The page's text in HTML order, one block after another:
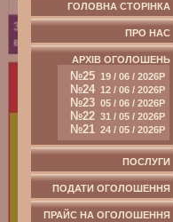
ГОЛОВНА СТОРІНКА
ПРО НАС
АРХІВ ОГОЛОШЕНЬ
№25 19 / 06 / 2026Р
№24 12 / 06 / 2026Р
№23 05 / 06 / 2026Р
№22 31 / 05 / 2026Р
№21 24 / 05 / 2026Р
ПОСЛУГИ
ПОДАТИ ОГОЛОШЕННЯ
ПРАЙС НА ОГОЛОШЕННЯ